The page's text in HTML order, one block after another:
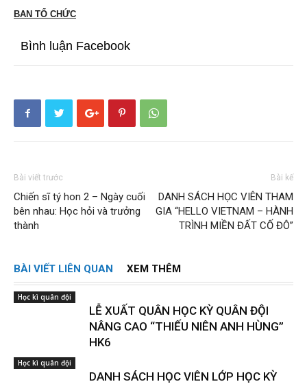
BAN TỔ CHỨC
Bình luận Facebook
Bài viết trước
Chiến sĩ tý hon 2 – Ngày cuối
bên nhau: Học hỏi và trưởng
thành
Bài kế
DANH SÁCH HỌC VIÊN THAM
GIA “HELLO VIETNAM – HÀNH
TRÌNH MIỀN ĐẤT CỐ ĐÔ”
BÀI VIẾT LIÊN QUAN XEM THÊM
Học kì quân đội
LỄ XUẤT QUÂN HỌC KỲ QUÂN ĐỘI
NÂNG CAO “THIẾU NIÊN ANH HÙNG”
HK6
Học kì quân đội
DANH SÁCH HỌC VIÊN LỚP HỌC KỲ